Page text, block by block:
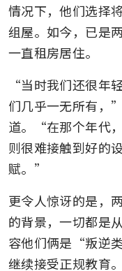
情况下，他们选择
组屋。如今，已是
一直租房居住。
“当时我们还很年
们几乎一无所有，
道。“在那个年代
则很难接触到好的
赋。”
更令人惊讶的是，
的背景，一切都是
容他们俩是“叛逆
继续接受正规教育。